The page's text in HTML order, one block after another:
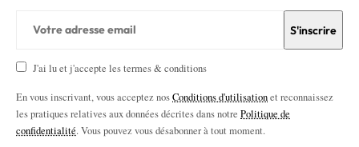
J'ai lu et j'accepte les termes & conditions
En vous inscrivant, vous acceptez nosConditions d'utilisationet reconnaissez
les pratiques relatives aux données décrites dans notre Politique de
confidentialité. Vous pouvez vous désabonner à tout moment.